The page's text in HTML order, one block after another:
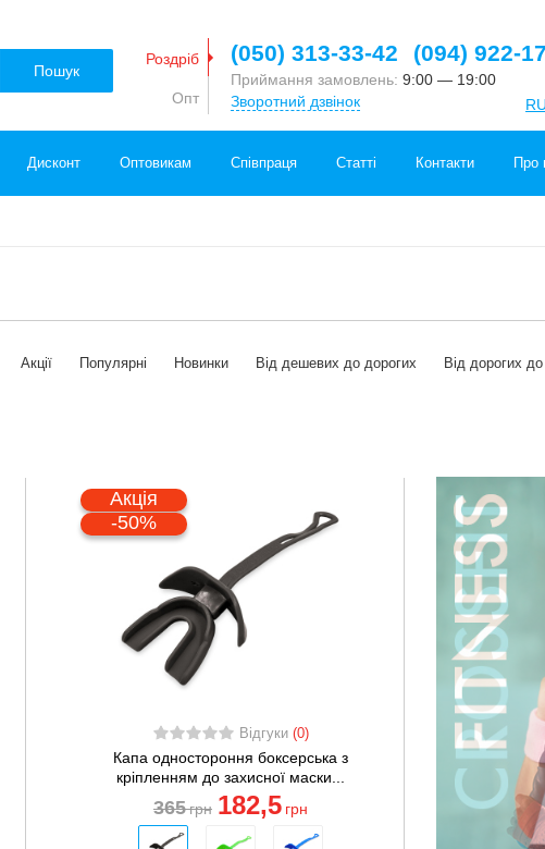
Пошук
Роздріб
Опт
(050) 313-33-42 (094) 922-
Приймання замовлень: 9:00 — 19:00
Зворотний дзвінок
RU
Дисконт Оптовикам Співпраця Статті Контакти Про
Акції Популярні Новинки Від дешевих до дорогих Від дорогих
Акція
-50%
Відгуки (0)
Капа одностороння боксерська з
кріпленням до захисної маски...
365грн 182,5 грн